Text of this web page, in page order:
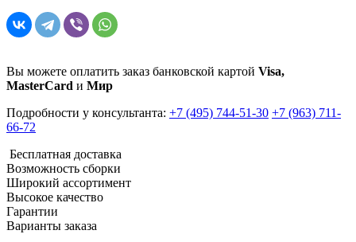
Вы можете оплатить заказ банковской картой Visa,
MasterCard и Мир
Подробности у консультанта: +7 (495) 744-51-30 +7 (963) 711-
66-72
Бесплатная доставка
Возможность сборки
Широкий ассортимент
Высокое качество
Гарантии
Варианты заказа